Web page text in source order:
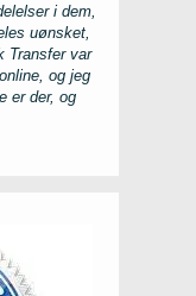
i dem,
uønsket,
Transfervar
og jeg
er der, og